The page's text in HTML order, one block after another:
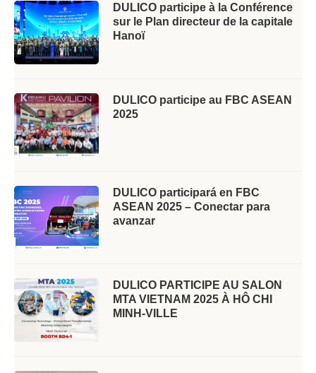
DULICO participe à la Conférence
sur le Plan directeur de la capitale
Hanoï
DULICO participe au FBC ASEAN
2025
DULICO participará en FBC
ASEAN 2025 – Conectar para
avanzar
DULICO PARTICIPE AU SALON
MTA VIETNAM 2025 À HÔ CHI
MINH-VILLE